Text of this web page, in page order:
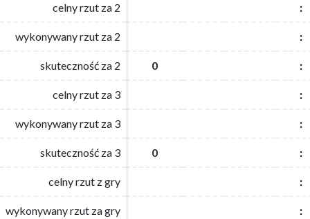
celny rzut za 2 :
wykonywany rzut za 2 :
skuteczność za 2 0 :
celny rzut za 3 :
wykonywany rzut za 3 :
skuteczność za 3 0 :
celny rzut z gry :
wykonywany rzut za gry :
celny rzut za 2 :
wykonywany rzut za 2 :
skuteczność za 2 0 :
celny rzut za 3 :
wykonywany rzut za 3 :
skuteczność za 3 0 :
celny rzut z gry :
wykonywany rzut za gry :